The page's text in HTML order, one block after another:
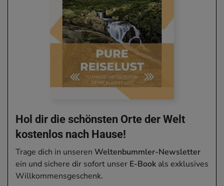
Hol dir die schönsten Orte der Welt
kostenlos nach Hause!
Trage dich in unseren Weltenbummler-Newsletter
ein und sichere dir sofort unser E-Book als exklusives
Willkommensgeschenk.